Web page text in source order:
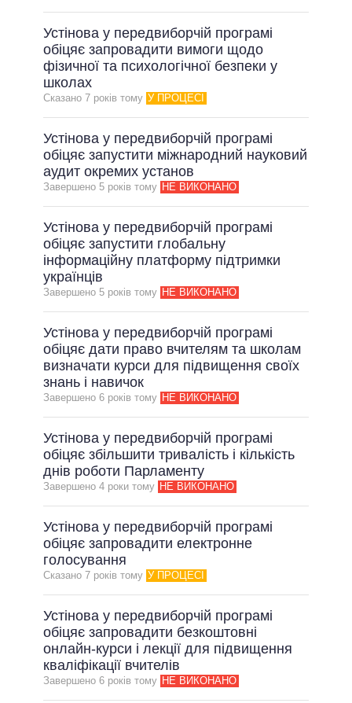
Устінова у передвиборчій програмі
обіцяє запровадити вимоги щодо
фізичної та психологічної безпеки у
школах
Сказано 7 рокiв тому У ПРОЦЕСІ
Устінова у передвиборчій програмі
обіцяє запустити міжнародний науковий
аудит окремих установ
Завершено 5 рокiв тому НЕ ВИКОНАНО
Устінова у передвиборчій програмі
обіцяє запустити глобальну
інформаційну платформу підтримки
українців
Завершено 5 рокiв тому НЕ ВИКОНАНО
Устінова у передвиборчій програмі
обіцяє дати право вчителям та школам
визначати курси для підвищення своїх
знань і навичок
Завершено 6 рокiв тому НЕ ВИКОНАНО
Устінова у передвиборчій програмі
обіцяє збільшити тривалість і кількість
днів роботи Парламенту
Завершено 4 роки тому НЕ ВИКОНАНО
Устінова у передвиборчій програмі
обіцяє запровадити електронне
голосування
Сказано 7 рокiв тому У ПРОЦЕСІ
Устінова у передвиборчій програмі
обіцяє запровадити безкоштовні
онлайн-курси і лекції для підвищення
кваліфікації вчителів
Завершено 6 рокiв тому НЕ ВИКОНАНО